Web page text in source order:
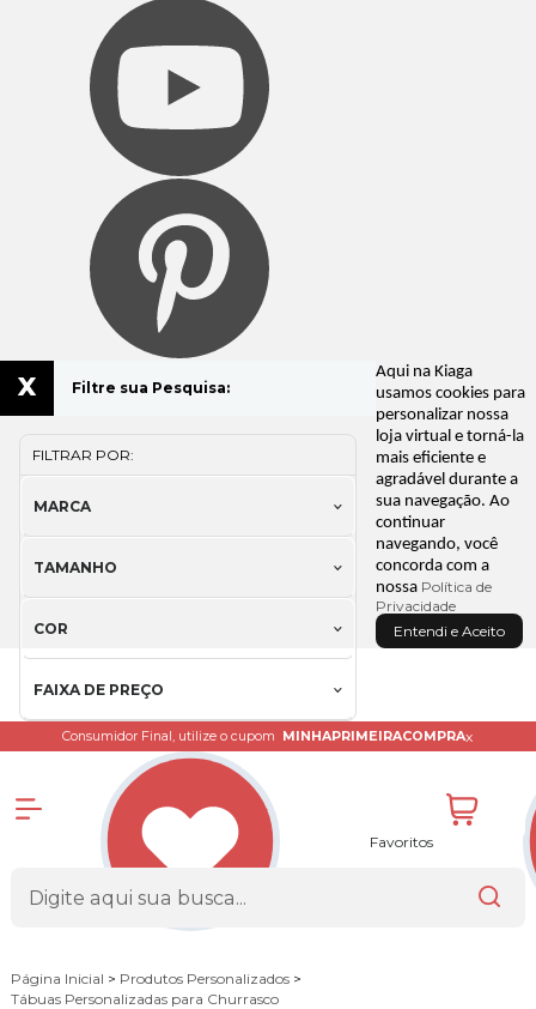
x Filtre sua Pesquisa:
FILTRAR POR:
MARCA
TAMANHO
COR
FAIXA DE PREÇO
Aqui na Kiaga
usamos cookies para
personalizar nossa
loja virtual e torná-la
mais eficiente e
agradável durante a
sua navegação. Ao
continuar
navegando, você
concorda com a
nossa Política de
Privacidade
Entendi e Aceito
Consumidor Final, utilize o cupom MINHAPRIMEIRACOMPRAx
Favoritos
Página Inicial > Produtos Personalizados >
Tábuas Personalizadas para Churrasco